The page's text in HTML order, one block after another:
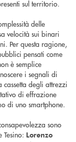
sul territorio.
delle
velocità sui binari
Per questa ragione,
pensati come
è semplice
i segnali di
degli attrezzi
di effrazione
di uno smartphone.
sono
Tesino: Lorenzo